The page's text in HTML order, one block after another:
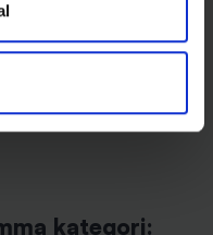
Predator
Predator Spinner Tail
390g - Norrsken (Glow)
kr
kategori: